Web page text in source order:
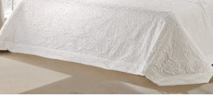
Kelly
WEDDING COLLECTION